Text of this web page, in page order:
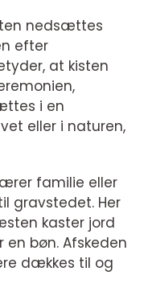
nedsættes
efter
at kisten
i en
eller i naturen,
familie eller
gravstedet. Her
kaster jord
bøn. Afskeden
dækkes til og